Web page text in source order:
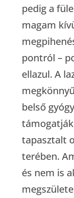
pedig a
magam
pontról –
ellazul. A
belső
tapasztalt
terében.
és nem is